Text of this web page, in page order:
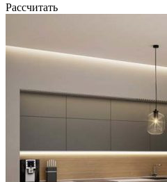
Рассчитать